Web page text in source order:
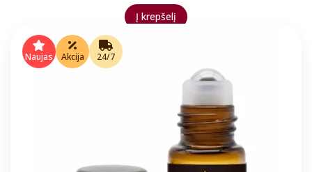
Į krepšelį
Naujas Akcija 24/7